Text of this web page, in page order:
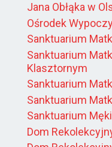
Jana Obłąka w
Ośrodek
Sanktuarium
Sanktuarium
Klasztornym
Sanktuarium
Sanktuarium
Sanktuarium
Dom